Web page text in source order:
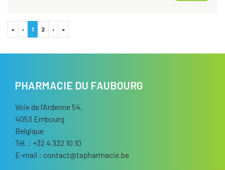
« ‹ 1 2 › »
PHARMACIE DU FAUBOURG
Voie de l’Ardenne 54,
4053 Embourg
Belgique
Tél. : +32 4 332 10 10
E-mail : contact@tapharmacie.be